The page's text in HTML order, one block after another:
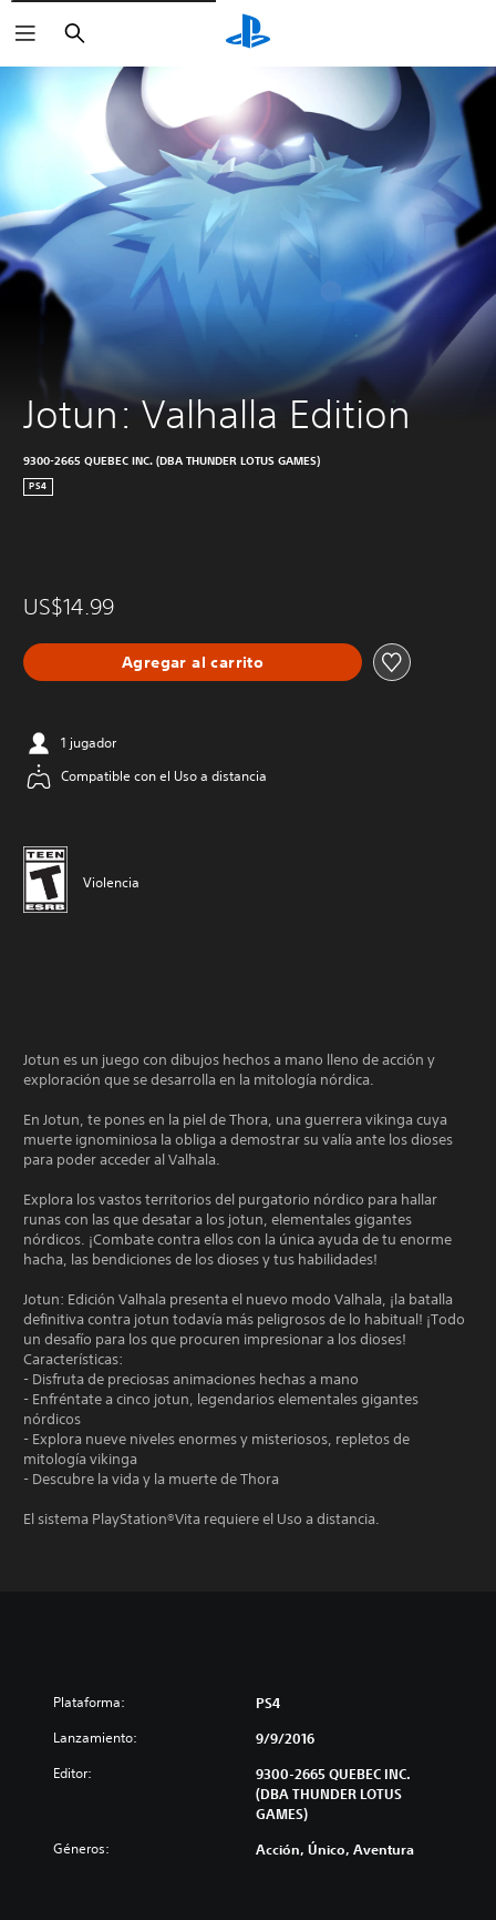
Buscar
Jotun: Valhalla Edition
9300-2665 QUEBEC INC. (DBA THUNDER LOTUS GAMES)
PS4
US$14.99
Agregar al carrito
1 jugador
Compatible con el Uso a distancia
Violencia
Jotun es un juego con dibujos hechos a mano lleno de acción y
exploración que se desarrolla en la mitología nórdica.
En Jotun, te pones en la piel de Thora, una guerrera vikinga cuya
muerte ignominiosa la obliga a demostrar su valía ante los dioses
para poder acceder al Valhala.
Explora los vastos territorios del purgatorio nórdico para hallar
runas con las que desatar a los jotun, elementales gigantes
nórdicos. ¡Combate contra ellos con la única ayuda de tu enorme
hacha, las bendiciones de los dioses y tus habilidades!
Jotun: Edición Valhala presenta el nuevo modo Valhala, ¡la batalla
definitiva contra jotun todavía más peligrosos de lo habitual! ¡Todo
un desafío para los que procuren impresionar a los dioses!
Características:
- Disfruta de preciosas animaciones hechas a mano
- Enfréntate a cinco jotun, legendarios elementales gigantes
nórdicos
- Explora nueve niveles enormes y misteriosos, repletos de
mitología vikinga
- Descubre la vida y la muerte de Thora
El sistema PlayStation®Vita requiere el Uso a distancia.
Plataforma: PS4
Lanzamiento: 9/9/2016
Editor:
9300-2665 QUEBEC INC.
(DBA THUNDER LOTUS
GAMES)
Géneros: Acción, Único, Aventura